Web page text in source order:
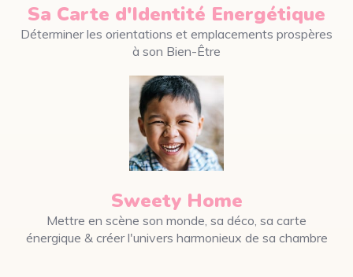
Sa Carte d'Identité Energétique
Déterminer les orientations et emplacements prospères
à son Bien-Être
Sweety Home
Mettre en scène son monde, sa déco, sa carte
énergique & créer l'univers harmonieux de sa chambre